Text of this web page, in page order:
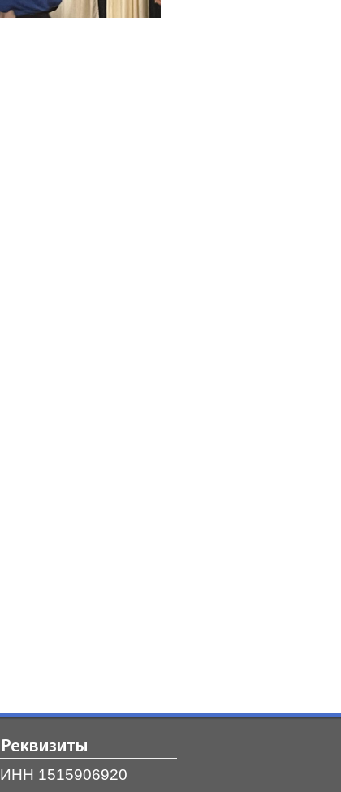
Реквизиты
ИНН 1515906920